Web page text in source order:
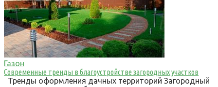
Газон
Современные тренды в благоустройстве загородных участков
Тренды оформления дачных территорий Загородный